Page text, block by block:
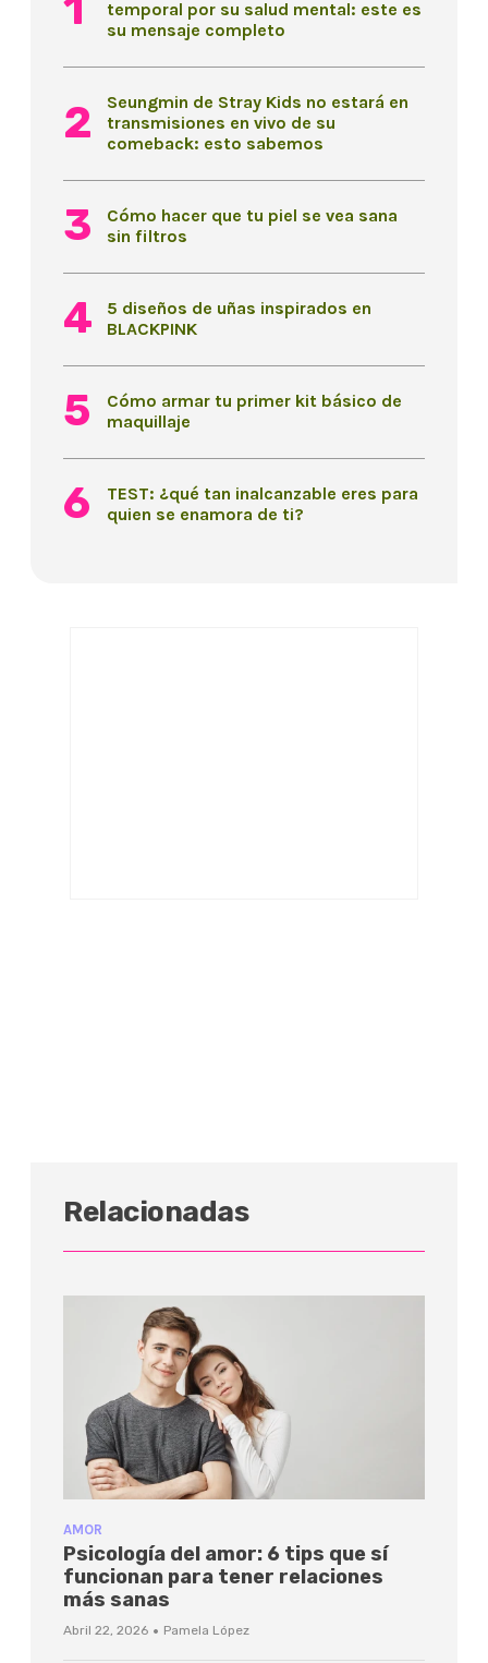
temporal por su salud mental: este es
su mensaje completo
Seungmin de Stray Kids no estará en
transmisiones en vivo de su
comeback: esto sabemos
Cómo hacer que tu piel se vea sana
sin filtros
5 diseños de uñas inspirados en
BLACKPINK
Cómo armar tu primer kit básico de
maquillaje
TEST: ¿qué tan inalcanzable eres para
quien se enamora de ti?
Relacionadas
AMOR
Psicología del amor: 6 tips que sí
funcionan para tener relaciones
más sanas
Abril 22, 2026 · Pamela López